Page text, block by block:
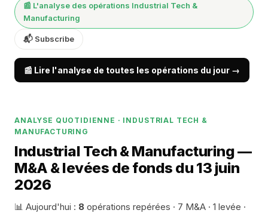
📰 L'analyse des opérations Industrial Tech &
Manufacturing
📬 Subscribe
📰 Lire l'analyse de toutes les opérations du jour →
ANALYSE QUOTIDIENNE · INDUSTRIAL TECH &
MANUFACTURING
Industrial Tech & Manufacturing —
M&A & levées de fonds du 13 juin
2026
📊 Aujourd'hui : 8 opérations repérées · 7 M&A · 1 levée ·